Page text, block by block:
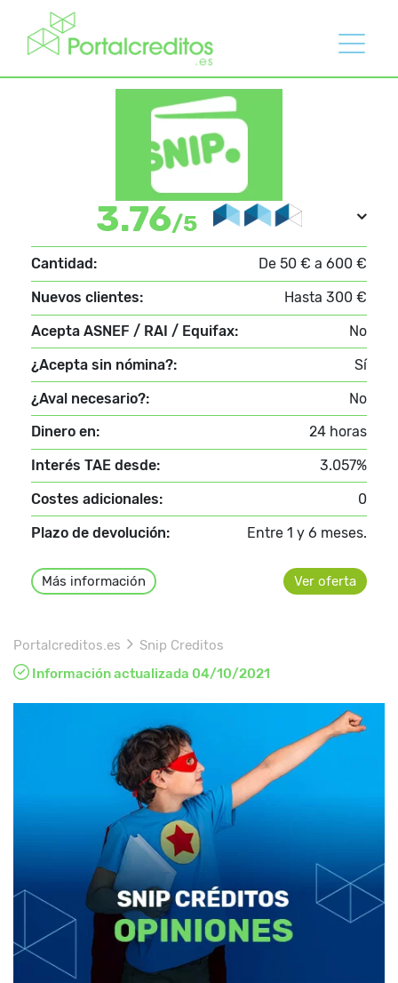
3.76/5
Cantidad:
De 50 € a 600 €
Nuevos clientes:
Hasta 300 €
Acepta ASNEF / RAI / Equifax:
No
¿Acepta sin nómina?:
Sí
¿Aval necesario?:
No
Dinero en:
24 horas
Interés TAE desde:
3.057%
Costes adicionales:
0
Plazo de devolución:
Entre 1 y 6 meses.
Más información Ver oferta
Portalcreditos.es
Snip Creditos
Información actualizada 04/10/2021